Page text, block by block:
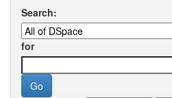
Search:
for